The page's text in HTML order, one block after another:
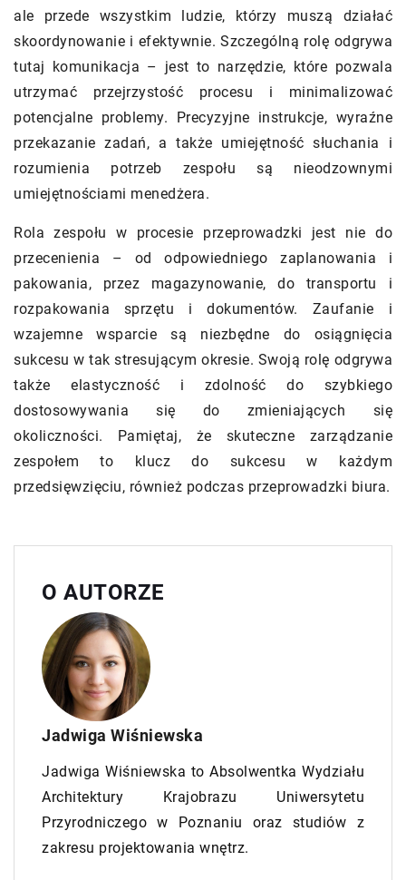
ale przede wszystkim ludzie, którzy muszą działać
skoordynowanie i efektywnie. Szczególną rolę odgrywa
tutaj komunikacja – jest to narzędzie, które pozwala
utrzymać przejrzystość procesu i minimalizować
potencjalne problemy. Precyzyjne instrukcje, wyraźne
przekazanie zadań, a także umiejętność słuchania i
rozumienia potrzeb zespołu są nieodzownymi
umiejętnościami menedżera.
Rola zespołu w procesie przeprowadzki jest nie do
przecenienia – od odpowiedniego zaplanowania i
pakowania, przez magazynowanie, do transportu i
rozpakowania sprzętu i dokumentów. Zaufanie i
wzajemne wsparcie są niezbędne do osiągnięcia
sukcesu w tak stresującym okresie. Swoją rolę odgrywa
także elastyczność i zdolność do szybkiego
dostosowywania się do zmieniających się
okoliczności. Pamiętaj, że skuteczne zarządzanie
zespołem to klucz do sukcesu w każdym
przedsięwzięciu, również podczas przeprowadzki biura.
O AUTORZE
Jadwiga Wiśniewska
Jadwiga Wiśniewska to Absolwentka Wydziału
Architektury Krajobrazu Uniwersytetu
Przyrodniczego w Poznaniu oraz studiów z
zakresu projektowania wnętrz.